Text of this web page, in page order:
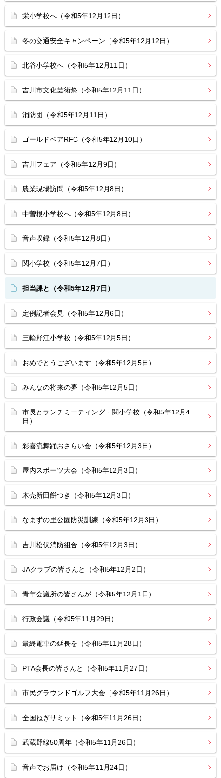
栄小学校へ（令和5年12月12日）
冬の交通安全キャンペーン（令和5年12月12日）
北谷小学校へ（令和5年12月11日）
吉川市文化芸術祭（令和5年12月11日）
消防団（令和5年12月11日）
ゴールドベアRFC（令和5年12月10日）
吉川フェア（令和5年12月9日）
農業現場訪問（令和5年12月8日）
中曽根小学校へ（令和5年12月8日）
音声収録（令和5年12月8日）
関小学校（令和5年12月7日）
担当課と（令和5年12月7日）
定例記者会見（令和5年12月6日）
三輪野江小学校（令和5年12月5日）
おめでとうございます（令和5年12月5日）
みんなの将来の夢（令和5年12月5日）
市長とランチミーティング・関小学校（令和5年12月4
日）
彩喜流舞踊おさらい会（令和5年12月3日）
屋内スポーツ大会（令和5年12月3日）
木売新田餅つき（令和5年12月3日）
なまずの里公園防災訓練（令和5年12月3日）
吉川松伏消防組合（令和5年12月3日）
JAクラブの皆さんと（令和5年12月2日）
青年会議所の皆さんが（令和5年12月1日）
行政会議（令和5年11月29日）
最終電車の延長を（令和5年11月28日）
PTA会長の皆さんと（令和5年11月27日）
市民グラウンドゴルフ大会（令和5年11月26日）
全国ねぎサミット（令和5年11月26日）
武蔵野線50周年（令和5年11月26日）
音声でお届け（令和5年11月24日）